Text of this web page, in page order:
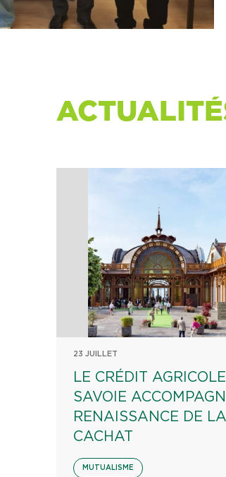
23 JUILLET
LE CRÉDIT
SAVOIE
RENAISSANCE DE
CACHAT
MUTUALISME